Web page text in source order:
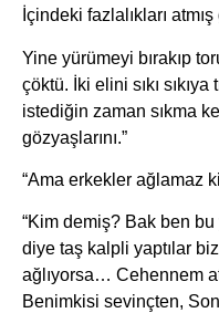
İçindeki fazlalıkları
Yine yürümeyi bırakıp
çöktü. İki elini sıkı
istediğin zaman sıkma
gözyaşlarını.”
“Ama erkekler ağlamaz
“Kim demiş? Bak ben
diye taş kalpli yaptılar
ağlıyorsa… Cehennem
Benimkisi sevinçten,